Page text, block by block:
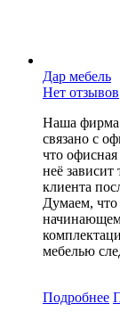
Дар мебель
Нет отзывов
Наша фирма
связано с
что
неё зависит
клиента
Думаем,
мебелью
Подробнее